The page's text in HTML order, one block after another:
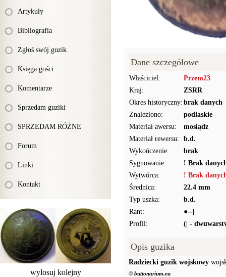
Artykuły
Bibliografia
Zgłoś swój guzik
Księga gości
Komentarze
Sprzedam guziki
SPRZEDAM RÓŻNE
Forum
Linki
Kontakt
wylosuj kolejny
Dane szczegółowe
Właściciel:
Przem23
Kraj:
ZSRR
Okres historyczny: brak danych
Znaleziono:
podlaskie
Materiał awersu:
mosiądz
Materiał rewersu:
b.d.
Wykończenie:
brak
Sygnowanie:
! Brak
Wytwórca:
! Brak
Średnica:
22.4 mm
Typ uszka:
b.d.
Rant:
●--|
Profil:
(| -
Opis guzika
Radziecki guzik wojskowy
© buttonarium.eu